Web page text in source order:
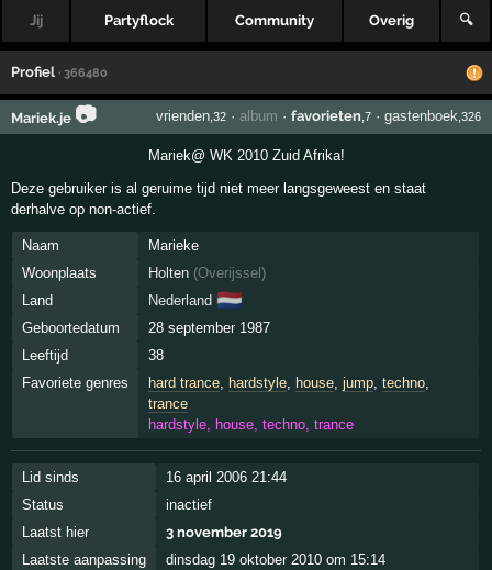
Jij Partyflock Community Overig 🔍
Profiel · 366480
Mariek.je 📷 vrienden,32· album · favorieten ,7· gastenboek ,326
Mariek@ WK 2010 Zuid Afrika!
Deze gebruiker is al geruime tijd niet meer langsgeweest en staat
derhalve op non-actief.
Naam
Marieke
Woonplaats
Holten (Overijssel )
Land
Nederland 🇳🇱
Geboortedatum
28 september 1987
Leeftijd
38
Favoriete genres
hard trance, hardstyle, house, jump, techno,
trance
hardstyle, house, techno, trance
Lid sinds
16 april 2006 21:44
Status
inactief
Laatst hier
3 november 2019
Laatste aanpassing
dinsdag 19 oktober 2010 om 15:14